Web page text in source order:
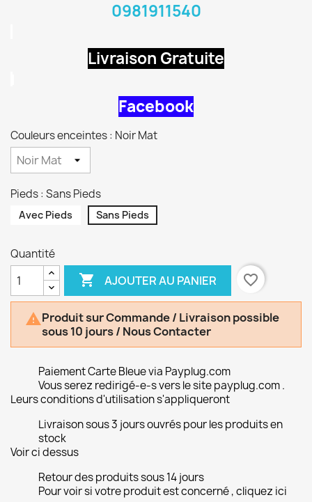
0981911540
Livraison Gratuite
Facebook
Couleurs enceintes : Noir Mat
Pieds : Sans Pieds
Avec Pieds Sans Pieds
Quantité
 AJOUTER AU PANIER favorite_border
Produit sur Commande / Livraison possible
sous 10 jours / Nous Contacter
Paiement Carte Bleue via Payplug.com
Vous serez redirigé-e-s vers le site payplug.com .
Leurs conditions d'utilisation s'appliqueront
Livraison sous 3 jours ouvrés pour les produits en
stock
Voir ci dessus
Retour des produits sous 14 jours
Pour voir si votre produit est concerné , cliquez ici